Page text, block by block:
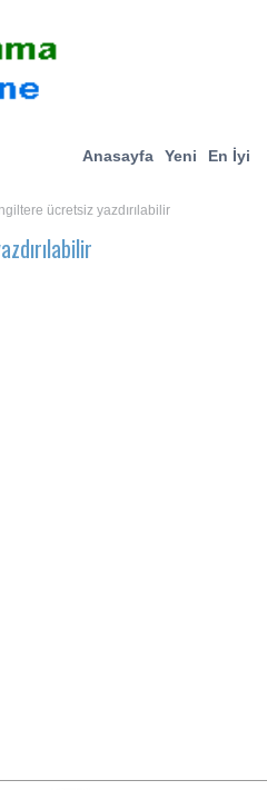
Anasayfa Yeni En İyi
ücretsiz yazdırılabilir